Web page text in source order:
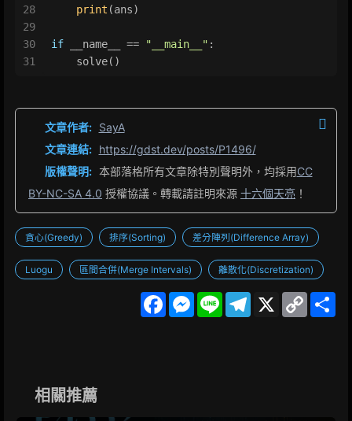
28
29
30
31
print (ans)
if __name__ == "__main__" :
    solve()
文章作者: SayA
文章連結: https://gdst.dev/posts/P1496/
版權聲明: 本部落格所有文章除特別聲明外，均採用CC
BY-NC-SA 4.0 授權協議。轉載請註明來源 十六個天亮 ！
貪心(Greedy) 排序(Sorting) 差分陣列(Difference Array)
Luogu 區間合併(Merge Intervals) 離散化(Discretization)
F
M
L
X
C
相關推薦